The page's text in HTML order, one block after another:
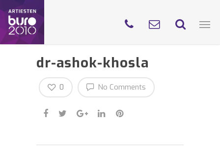
dr-ashok-khosla
No Comments
0